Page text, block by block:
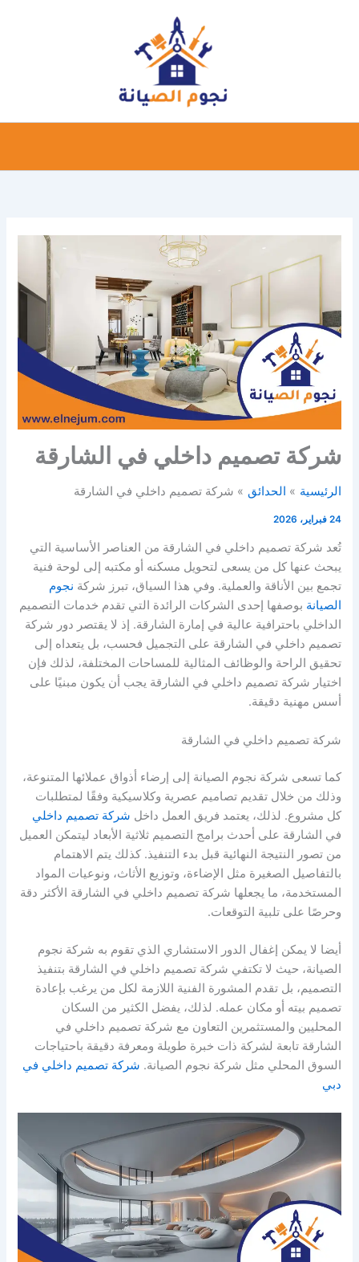
شركة تصميم داخلي في الشارقة
الرئيسية الحدائق شركة تصميم داخلي في الشارقة
24 فبراير، 2026
تُعد شركة تصميم داخلي في الشارقة من العناصر الأساسية التي
يبحث عنها كل من يسعى لتحويل مسكنه أو مكتبه إلى لوحة فنية
تجمع بين الأناقة والعملية. وفي هذا السياق، تبرز شركة نجوم
الصيانة بوصفها إحدى الشركات الرائدة التي تقدم خدمات التصميم
الداخلي باحترافية عالية في إمارة الشارقة. إذ لا يقتصر دور شركة
تصميم داخلي في الشارقة على التجميل فحسب، بل يتعداه إلى
تحقيق الراحة والوظائف المثالية للمساحات المختلفة، لذلك فإن
اختيار شركة تصميم داخلي في الشارقة يجب أن يكون مبنيًا على
أسس مهنية دقيقة.
شركة تصميم داخلي في الشارقة
كما تسعى شركة نجوم الصيانة إلى إرضاء أذواق عملائها المتنوعة،
وذلك من خلال تقديم تصاميم عصرية وكلاسيكية وفقًا لمتطلبات
كل مشروع. لذلك، يعتمد فريق العمل داخل شركة تصميم داخلي
في الشارقة على أحدث برامج التصميم ثلاثية الأبعاد ليتمكن العميل
من تصور النتيجة النهائية قبل بدء التنفيذ. كذلك يتم الاهتمام
بالتفاصيل الصغيرة مثل الإضاءة، وتوزيع الأثاث، ونوعيات المواد
المستخدمة، ما يجعلها شركة تصميم داخلي في الشارقة الأكثر دقة
وحرصًا على تلبية التوقعات.
أيضا لا يمكن إغفال الدور الاستشاري الذي تقوم به شركة نجوم
الصيانة، حيث لا تكتفي شركة تصميم داخلي في الشارقة بتنفيذ
التصميم، بل تقدم المشورة الفنية اللازمة لكل من يرغب بإعادة
تصميم بيته أو مكان عمله. لذلك، يفضل الكثير من السكان
المحليين والمستثمرين التعاون مع شركة تصميم داخلي في
الشارقة تابعة لشركة ذات خبرة طويلة ومعرفة دقيقة باحتياجات
السوق المحلي مثل شركة نجوم الصيانة. شركة تصميم داخلي في
دبي